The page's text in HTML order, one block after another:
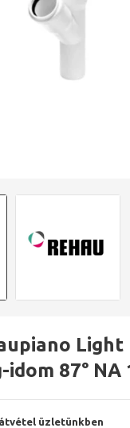
Light
87° NA
üzletünkben